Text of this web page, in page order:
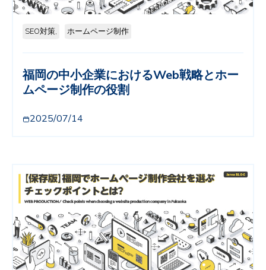
SEO対策, ホームページ制作
福岡の中小企業におけるWeb戦略とホー
ムページ制作の役割
2025/07/14